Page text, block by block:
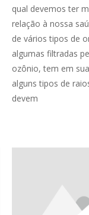
qual devemos ter
relação à nossa
de vários tipos de
algumas filtradas
ozônio, tem em
alguns tipos de
devem